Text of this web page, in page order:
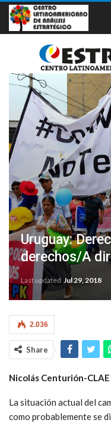
Uruguay:
derechos/A
Last updated Jul 29, 2018
2.036
Share
Nicolás Centurión-CLAE
La situación actual del
como probablemente se